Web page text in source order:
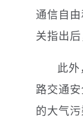
通信自
关指出后
此外
路交通
的大气